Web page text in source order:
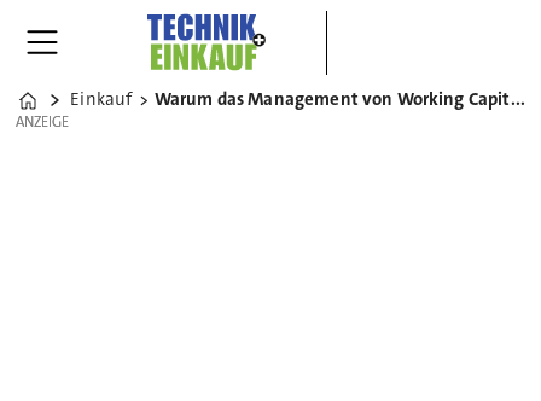
Home
Einkauf Warum das Management von Working Capital wichtiger wird
ANZEIGE
ANZEIGE